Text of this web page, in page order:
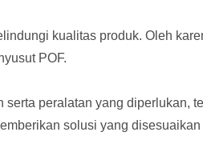
kualitas produk. Oleh
POF.
peralatan yang diperlukan,
solusi yang